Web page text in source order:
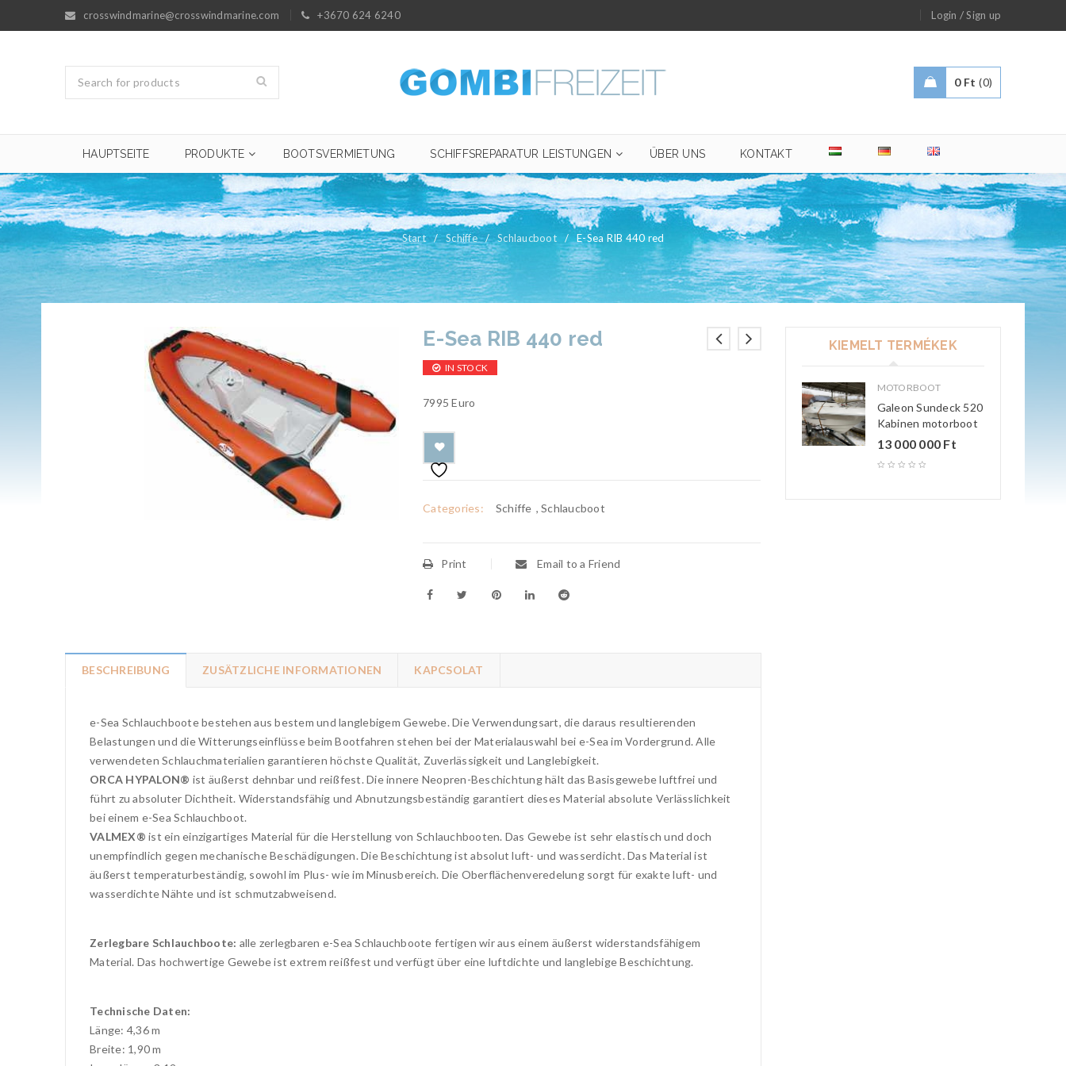
crosswindmarine@crosswindmarine.com +3670 624 6240 Login /Sign up
0 Ft 0
HAUPTSEITE PRODUKTE BOOTSVERMIETUNG SCHIFFSREPARATUR LEISTUNGEN ÜBER UNS KONTAKT
Start / Schiffe / Schlaucboot / E-Sea RIB 440 red
E-Sea RIB 440 red
IN STOCK
7995 Euro
Categories: Schiffe ,Schlaucboot
Print Email to a Friend
BESCHREIBUNG ZUSÄTZLICHE INFORMATIONEN KAPCSOLAT
e-Sea Schlauchboote bestehen aus bestem und langlebigem Gewebe. Die Verwendungsart, die daraus resultierenden
Belastungen und die Witterungseinflüsse beim Bootfahren stehen bei der Materialauswahl bei e-Sea im Vordergrund. Alle
verwendeten Schlauchmaterialien garantieren höchste Qualität, Zuverlässigkeit und Langlebigkeit.
ORCA HYPALON® ist äußerst dehnbar und reißfest. Die innere Neopren-Beschichtung hält das Basisgewebe luftfrei und
führt zu absoluter Dichtheit. Widerstandsfähig und Abnutzungsbeständig garantiert dieses Material absolute Verlässlichkeit
bei einem e-Sea Schlauchboot.
VALMEX® ist ein einzigartiges Material für die Herstellung von Schlauchbooten. Das Gewebe ist sehr elastisch und doch
unempfindlich gegen mechanische Beschädigungen. Die Beschichtung ist absolut luft- und wasserdicht. Das Material ist
äußerst temperaturbeständig, sowohl im Plus- wie im Minusbereich. Die Oberflächenveredelung sorgt für exakte luft- und
wasserdichte Nähte und ist schmutzabweisend.
Zerlegbare Schlauchboote: alle zerlegbaren e-Sea Schlauchboote fertigen wir aus einem äußerst widerstandsfähigem
Material. Das hochwertige Gewebe ist extrem reißfest und verfügt über eine luftdichte und langlebige Beschichtung.
Technische Daten:
Länge: 4,36 m
Breite: 1,90 m
KIEMELT TERMÉKEK
MOTORBOOT
Galeon Sundeck 520
Kabinen motorboot
13 000 000 Ft